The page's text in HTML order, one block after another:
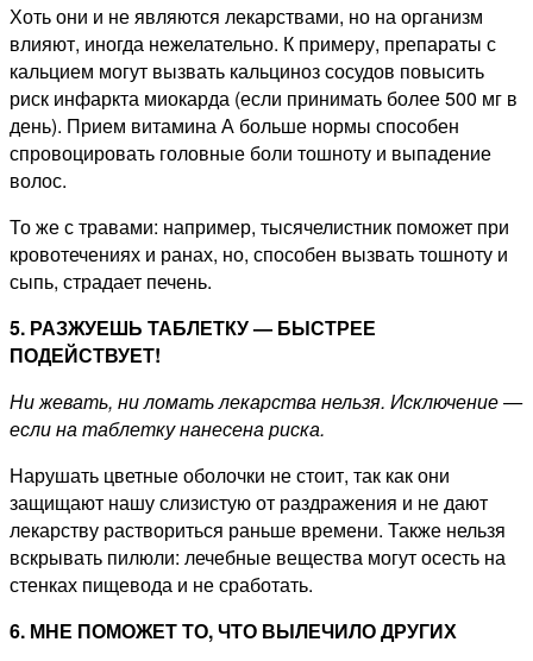
Хоть они и не являются лекарствами, но на организм
влияют, иногда нежелательно. К примеру, препараты с
кальцием могут вызвать кальциноз сосудов повысить
риск инфаркта миокарда (если принимать более 500 мг в
день). Прием витамина А больше нормы способен
спровоцировать головные боли тошноту и выпадение
волос.
То же с травами: например, тысячелистник поможет при
кровотечениях и ранах, но, способен вызвать тошноту и
сыпь, страдает печень.
5. РАЗЖУЕШЬ ТАБЛЕТКУ — БЫСТРЕЕ
ПОДЕЙСТВУЕТ!
Ни жевать, ни ломать лекарства нельзя. Исключение —
если на таблетку нанесена риска.
Нарушать цветные оболочки не стоит, так как они
защищают нашу слизистую от раздражения и не дают
лекарству раствориться раньше времени. Также нельзя
вскрывать пилюли: лечебные вещества могут осесть на
стенках пищевода и не сработать.
6. МНЕ ПОМОЖЕТ ТО, ЧТО ВЫЛЕЧИЛО ДРУГИХ